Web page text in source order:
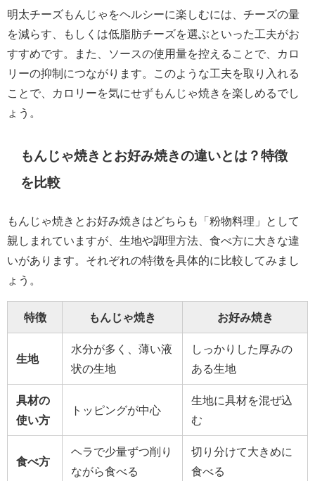
明太チーズもんじゃをヘルシーに楽しむには、チーズの量
を減らす、もしくは低脂肪チーズを選ぶといった工夫がお
すすめです。また、ソースの使用量を控えることで、カロ
リーの抑制につながります。このような工夫を取り入れる
ことで、カロリーを気にせずもんじゃ焼きを楽しめるでし
ょう。
もんじゃ焼きとお好み焼きの違いとは？特徴
を比較
もんじゃ焼きとお好み焼きはどちらも「粉物料理」として
親しまれていますが、生地や調理方法、食べ方に大きな違
いがあります。それぞれの特徴を具体的に比較してみまし
ょう。
特徴 もんじゃ焼き お好み焼き
生地
水分が多く、薄い液
状の生地
しっかりした厚みの
ある生地
具材の
使い方
トッピングが中心
生地に具材を混ぜ込
む
食べ方
ヘラで少量ずつ削り
ながら食べる
切り分けて大きめに
食べる